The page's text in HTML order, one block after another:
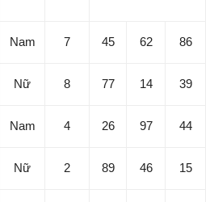
Nam 7 45 62 86
Nữ 8 77 14 39
Nam 4 26 97 44
Nữ 2 89 46 15